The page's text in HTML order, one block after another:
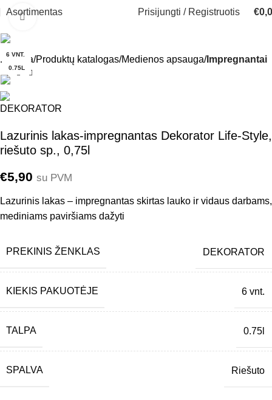
Asortimentas Prisijungti / Registruotis €
6 VNT.
0.75L
Click to enlarge
Pradžia Produktų katalogas Medienos apsauga Impregnantai
Lazurinis lakas-impregnantas Dekorator Life-Style,
riešuto sp., 0,75l
€5,90 su PVM
Lazurinis lakas – impregnantas skirtas lauko ir vidaus darbams,
mediniams paviršiams dažyti
PREKINIS ŽENKLAS DEKORATOR
KIEKIS PAKUOTĖJE 6 vnt.
TALPA 0.75l
SPALVA Riešuto